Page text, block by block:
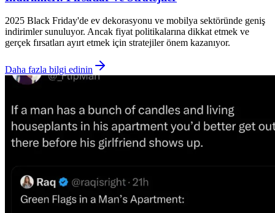
2025 Black Friday'de ev dekorasyonu ve mobilya sektöründe geniş
indirimler sunuluyor. Ancak fiyat politikalarına dikkat etmek ve
gerçek fırsatları ayırt etmek için stratejiler önem kazanıyor.
Daha fazla bilgi edinin